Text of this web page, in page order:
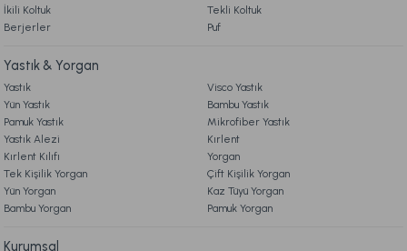
Kapel Lambader Siyah-Eskitme
7.079,00 TL
Tindo Lambader Gövde + Şapka Eskitme
İkili Koltuk
Tekli Koltuk
Berjerler
Puf
Yastık & Yorgan
Yastık
Visco Yastık
Yün Yastık
Bambu Yastık
Pamuk Yastık
Mikrofiber Yastık
Yastık Alezi
Kırlent
Kırlent Kılıfı
Yorgan
Tek Kişilik Yorgan
Çift Kişilik Yorgan
Yün Yorgan
Kaz Tüyü Yorgan
Bambu Yorgan
Pamuk Yorgan
Kurumsal